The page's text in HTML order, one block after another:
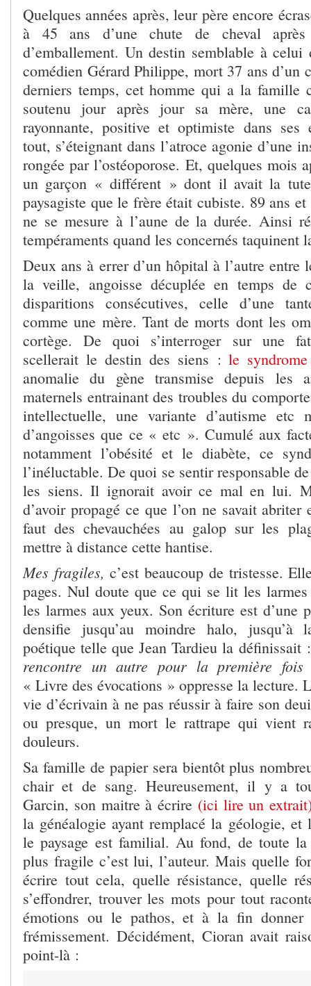
Quelques années après, leur père encore
à 45 ans d’une chute de cheval
d’emballement. Un destin semblable à celui
comédien Gérard Philippe, mort 37 ans d’un
derniers temps, cet homme qui a la famille
soutenu jour après jour sa mère, une
rayonnante, positive et optimiste dans ses
tout, s’éteignant dans l’atroce agonie d’une
rongée par l’ostéoporose. Et, quelques mois
un garçon « différent » dont il avait la
paysagiste que le frère était cubiste. 89 ans
ne se mesure à l’aune de la durée. Ainsi
tempéraments quand les concernés taquinent
Deux ans à errer d’un hôpital à l’autre entre
la veille, angoisse décuplée en temps de
disparitions consécutives, celle d’une
comme une mère. Tant de morts dont les
cortège. De quoi s’interroger sur une
scellerait le destin des siens :le
anomalie du gène transmise depuis les
maternels entrainant des troubles du
intellectuelle, une variante d’autisme etc
d’angoisses que ce « etc ». Cumulé aux
notamment l’obésité et le diabète, ce
l’inéluctable. De quoi se sentir responsable
les siens. Il ignorait avoir ce mal en lui.
d’avoir propagé ce que l’on ne savait
faut des chevauchées au galop sur les
mettre à distance cette hantise.
Mes fragiles, c’est beaucoup de tristesse.
pages. Nul doute que ce qui se lit les
les larmes aux yeux. Son écriture est d’une
densifie jusqu’au moindre halo,
poétique telle que Jean Tardieu la définissait :
rencontre un autre pour la première
« Livre des évocations » oppresse la lecture.
vie d’écrivain à ne pas réussir à faire son
ou presque, un mort le rattrape qui vient
douleurs.
Sa famille de papier sera bientôt plus
chair et de sang. Heureusement, il y a
Garcin, son maitre à écrire (ici lire un
la généalogie ayant remplacé la géologie, et
le paysage est familial. Au fond, de toute
plus fragile c’est lui, l’auteur. Mais quelle
écrire tout cela, quelle résistance, quelle
s’effondrer, trouver les mots pour tout
émotions ou le pathos, et à la fin donner
frémissement. Décidément, Cioran avait
point-là :